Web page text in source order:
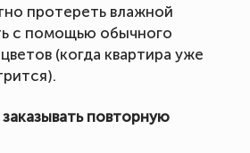
протереть влажной
с помощью обычного
(когда квартира уже
повторную